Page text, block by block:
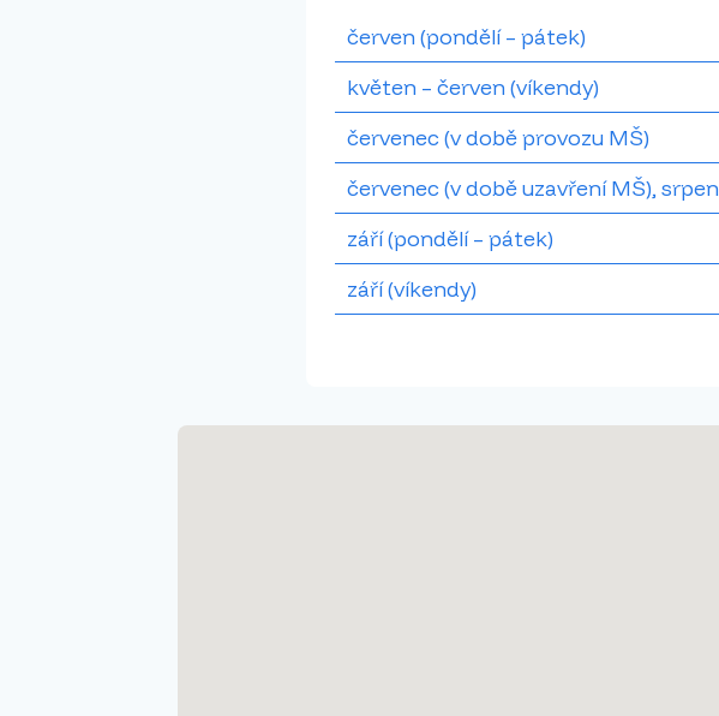
červen (pondělí – pátek)
květen – červen (víkendy)
červenec (v době provozu MŠ)
červenec (v době uzavření MŠ), srpen
září (pondělí – pátek)
září (víkendy)